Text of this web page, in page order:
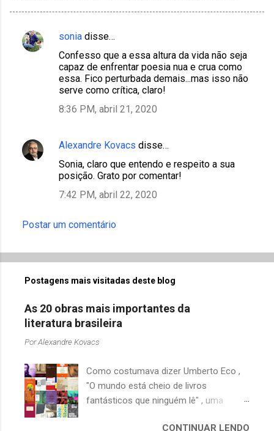
C
á
r
sonia disse…
Confesso que a essa altura da vida não seja
capaz de enfrentar poesia nua e crua como
essa. Fico perturbada demais...mas isso não
serve como crítica, claro!
8:36 PM, abril 21, 2020
Alexandre Kovacs disse…
Sonia, claro que entendo e respeito a sua
posição. Grato por comentar!
7:42 PM, abril 22, 2020
Postar um comentário
Postagens mais visitadas deste blog
As 20 obras mais importantes da
literatura brasileira
PorAlexandre Kovacs
Como costumava dizer Umberto Eco ,
"O mundo está cheio de livros
fantásticos que ninguém lê" , uma
CONTINUAR LENDO